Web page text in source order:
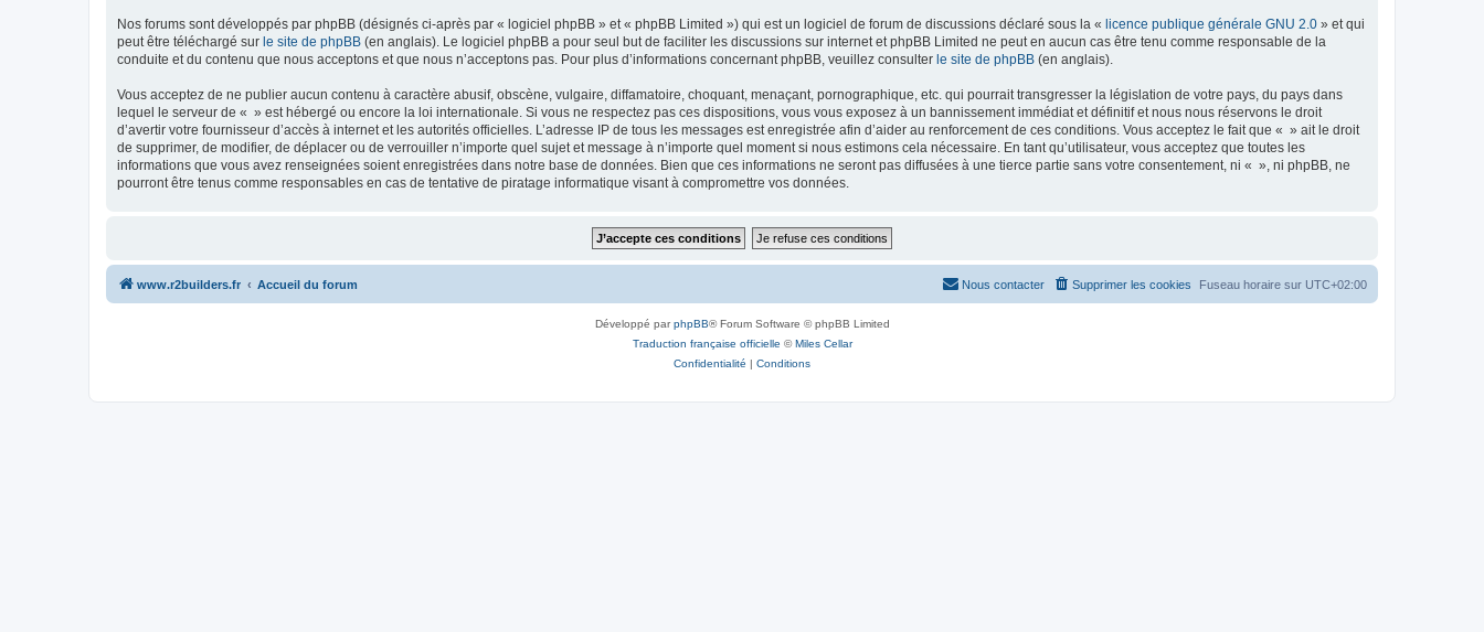
Nos forums sont développés par phpBB (désignés ci-après par « logiciel phpBB » et « phpBB Limited ») qui est un logiciel de forum de discussions déclaré sous la « licence publique générale GNU 2.0 » et qui
peut être téléchargé sur le site de phpBB (en anglais). Le logiciel phpBB a pour seul but de faciliter les discussions sur internet et phpBB Limited ne peut en aucun cas être tenu comme responsable de la
conduite et du contenu que nous acceptons et que nous n’acceptons pas. Pour plus d’informations concernant phpBB, veuillez consulter le site de phpBB (en anglais).
Vous acceptez de ne publier aucun contenu à caractère abusif, obscène, vulgaire, diffamatoire, choquant, menaçant, pornographique, etc. qui pourrait transgresser la législation de votre pays, du pays dans
lequel le serveur de « » est hébergé ou encore la loi internationale. Si vous ne respectez pas ces dispositions, vous vous exposez à un bannissement immédiat et définitif et nous nous réservons le droit
d’avertir votre fournisseur d’accès à internet et les autorités officielles. L’adresse IP de tous les messages est enregistrée afin d’aider au renforcement de ces conditions. Vous acceptez le fait que « » ait le droit
de supprimer, de modifier, de déplacer ou de verrouiller n’importe quel sujet et message à n’importe quel moment si nous estimons cela nécessaire. En tant qu’utilisateur, vous acceptez que toutes les
informations que vous avez renseignées soient enregistrées dans notre base de données. Bien que ces informations ne seront pas diffusées à une tierce partie sans votre consentement, ni « », ni phpBB, ne
pourront être tenus comme responsables en cas de tentative de piratage informatique visant à compromettre vos données.
www.r2builders.fr Accueil du forum Fuseau horaire sur UTC+02:00
Supprimer les cookies
Nous contacter
Développé parphpBB® Forum Software © phpBB Limited
Traduction française officielle ©Miles Cellar
Confidentialité | Conditions